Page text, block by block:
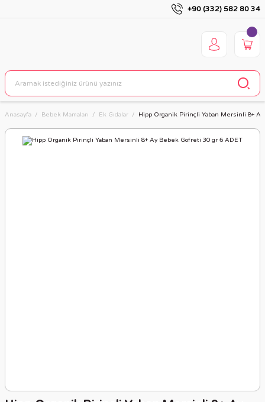
+90 (332) 582 80 34
Anasayfa Bebek Mamaları Ek Gıdalar Hipp Organik Pirinçli Yaban Mersinli 8+